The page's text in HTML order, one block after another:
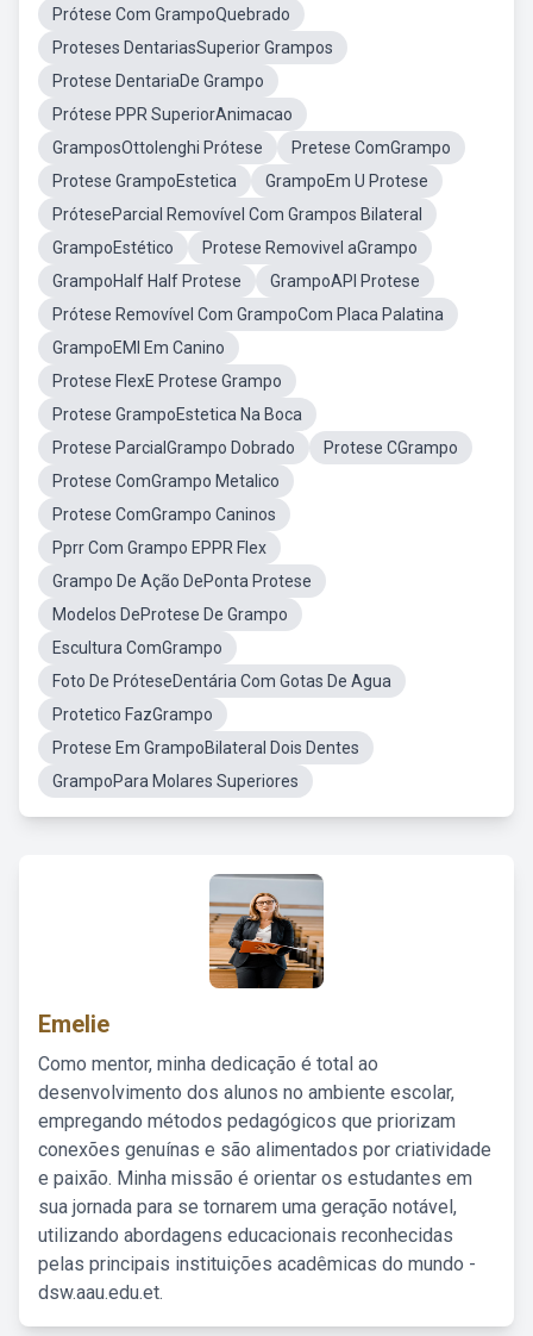
Prótese Com GrampoQuebrado
Proteses DentariasSuperior Grampos
Protese DentariaDe Grampo
Prótese PPR SuperiorAnimacao
GramposOttolenghi Prótese
Pretese ComGrampo
Protese GrampoEstetica
GrampoEm U Protese
PróteseParcial Removível Com Grampos Bilateral
GrampoEstético
Protese Removivel aGrampo
GrampoHalf Half Protese
GrampoAPI Protese
Prótese Removível Com GrampoCom Placa Palatina
GrampoEMI Em Canino
Protese FlexE Protese Grampo
Protese GrampoEstetica Na Boca
Protese ParcialGrampo Dobrado
Protese CGrampo
Protese ComGrampo Metalico
Protese ComGrampo Caninos
Pprr Com Grampo EPPR Flex
Grampo De Ação DePonta Protese
Modelos DeProtese De Grampo
Escultura ComGrampo
Foto De PróteseDentária Com Gotas De Agua
Protetico FazGrampo
Protese Em GrampoBilateral Dois Dentes
GrampoPara Molares Superiores
Emelie
Como mentor, minha dedicação é total ao
desenvolvimento dos alunos no ambiente escolar,
empregando métodos pedagógicos que priorizam
conexões genuínas e são alimentados por criatividade
e paixão. Minha missão é orientar os estudantes em
sua jornada para se tornarem uma geração notável,
utilizando abordagens educacionais reconhecidas
pelas principais instituições acadêmicas do mundo -
dsw.aau.edu.et.